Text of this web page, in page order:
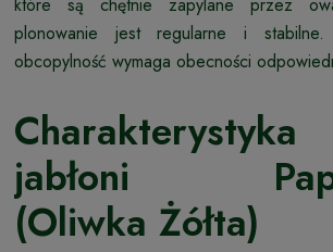
plonowanie jest regularne i
obcopylność wymaga obecności
Charakterystyka
jabłoni
(Oliwka Żółta)